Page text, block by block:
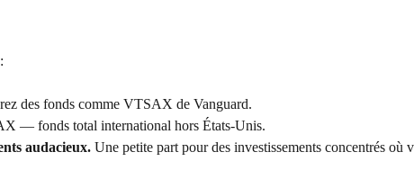
des fonds comme VTSAX de Vanguard.
— fonds total international hors États-Unis.
audacieux. Une petite part pour des investissements concentrés où